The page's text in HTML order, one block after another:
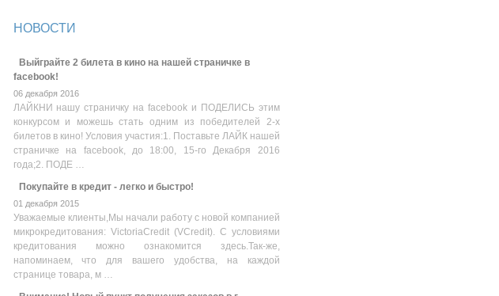
НОВОСТИ
Выйграйте 2 билета в кино на нашей страничке в
facebook!
06 декабря 2016
ЛАЙКНИ нашу страничку на facebook и ПОДЕЛИСЬ этим
конкурсом и можешь стать одним из победителей 2-х
билетов в кино! Условия участия:1. Поставьте ЛАЙК нашей
страничке на facebook, до 18:00, 15-го Декабря 2016
года;2. ПОДЕ …
Покупайте в кредит - легко и быстро!
01 декабря 2015
Уважаемые клиенты,Мы начали работу с новой компанией
микрокредитования: VictoriaCredit (VCredit). С условиями
кредитования можно ознакомится здесь.Так-же,
напоминаем, что для вашего удобства, на каждой
странице товара, м …